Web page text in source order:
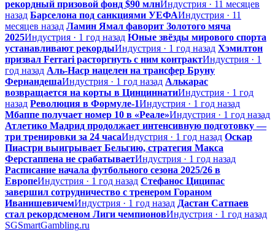
рекордный призовой фонд $90 млнИндустрия · 11 месяцев
назад Барселона под санкциями УЕФАИндустрия · 11
месяцев назад Ламин Ямал фаворит Золотого мяча
2025Индустрия · 1 год назад Юные звёзды мирового спорта
устанавливают рекордыИндустрия · 1 год назад Хэмилтон
призвал Ferrari расторгнуть с ним контрактИндустрия · 1
год назад Аль-Наср нацелен на трансфер Бруну
ФернандешаИндустрия · 1 год назад Алькарас
возвращается на корты в ЦинциннатиИндустрия · 1 год
назад Революция в Формуле-1Индустрия · 1 год назад
Мбаппе получает номер 10 в «Реале»Индустрия · 1 год назад
Атлетико Мадрид продолжает интенсивную подготовку —
три тренировки за 24 часаИндустрия · 1 год назад Оскар
Пиастри выигрывает Бельгию, стратегия Макса
Ферстаппена не срабатываетИндустрия · 1 год назад
Расписание начала футбольного сезона 2025/26 в
ЕвропеИндустрия · 1 год назад Стефанос Циципас
завершил сотрудничество с тренером Гораном
ИванишевичемИндустрия · 1 год назад Дастан Сатпаев
стал рекордсменом Лиги чемпионовИндустрия · 1 год назад
SGSmartGambling.ru